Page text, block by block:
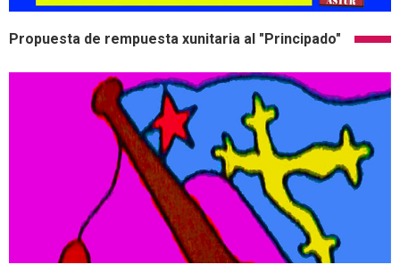
Propuesta de rempuesta xunitaria al "Principado"